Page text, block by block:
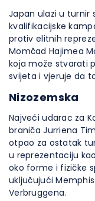
Japan ulazi u turnir
kvalifikacijske
protiv elitnih
Momčad Hajimea
koja može stvarati
svijeta i vjeruje da
Nizozemska
Najveći udarac za
braniča Jurriena
otpao za ostatak
u reprezentaciju
oko forme i fizičke
uključujući
Verbruggena.